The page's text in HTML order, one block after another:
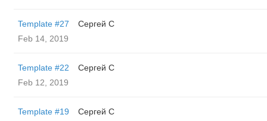
Template #27
Сергей С
Feb 14, 2019
Template #22
Сергей С
Feb 12, 2019
Template #19
Сергей С